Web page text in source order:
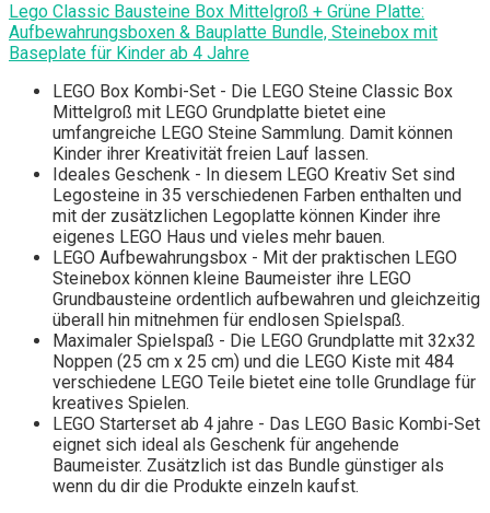
Lego Classic Bausteine Box Mittelgroß + Grüne Platte:
Aufbewahrungsboxen & Bauplatte Bundle, Steinebox mit
Baseplate für Kinder ab 4 Jahre
LEGO Box Kombi-Set - Die LEGO Steine Classic Box
Mittelgroß mit LEGO Grundplatte bietet eine
umfangreiche LEGO Steine Sammlung. Damit können
Kinder ihrer Kreativität freien Lauf lassen.
Ideales Geschenk - In diesem LEGO Kreativ Set sind
Legosteine in 35 verschiedenen Farben enthalten und
mit der zusätzlichen Legoplatte können Kinder ihre
eigenes LEGO Haus und vieles mehr bauen.
LEGO Aufbewahrungsbox - Mit der praktischen LEGO
Steinebox können kleine Baumeister ihre LEGO
Grundbausteine ordentlich aufbewahren und gleichzeitig
überall hin mitnehmen für endlosen Spielspaß.
Maximaler Spielspaß - Die LEGO Grundplatte mit 32x32
Noppen (25 cm x 25 cm) und die LEGO Kiste mit 484
verschiedene LEGO Teile bietet eine tolle Grundlage für
kreatives Spielen.
LEGO Starterset ab 4 jahre - Das LEGO Basic Kombi-Set
eignet sich ideal als Geschenk für angehende
Baumeister. Zusätzlich ist das Bundle günstiger als
wenn du dir die Produkte einzeln kaufst.